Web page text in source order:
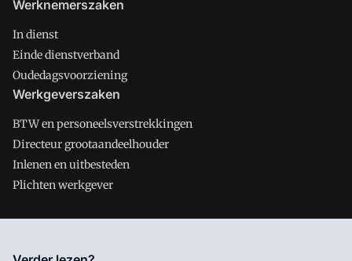
Werknemerszaken
In dienst
Einde dienstverband
Oudedagsvoorziening
Werkgeverszaken
BTW en personeelsverstrekkingen
Directeur grootaandeelhouder
Inlenen en uitbesteden
Plichten werkgever
Salarisnet is onderdeel van VMN media. Lees in